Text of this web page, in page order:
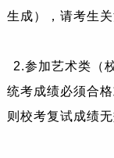
生成），请考生
2.参加艺术类（
统考成绩必须合
则校考复试成绩无